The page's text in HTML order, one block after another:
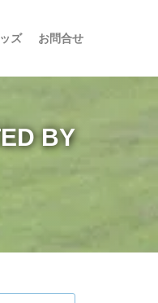
ズ お問合せ
BY